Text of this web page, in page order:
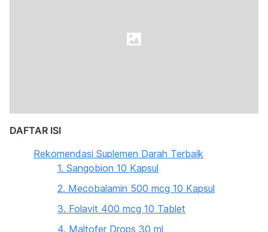
DAFTAR ISI
Rekomendasi Suplemen Darah Terbaik
1. Sangobion 10 Kapsul
2. Mecobalamin 500 mcg 10 Kapsul
3. Folavit 400 mcg 10 Tablet
4. Maltofer Drops 30 ml